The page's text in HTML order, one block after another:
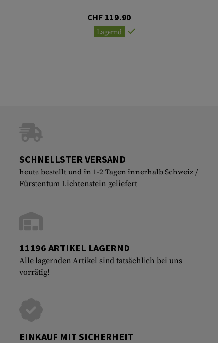
CHF 119.90
Lagernd
SCHNELLSTER VERSAND
heute bestellt und in 1-2 Tagen innerhalb Schweiz /
Fürstentum Lichtenstein geliefert
11196 ARTIKEL LAGERND
Alle lagernden Artikel sind tatsächlich bei uns
vorrätig!
EINKAUF MIT SICHERHEIT